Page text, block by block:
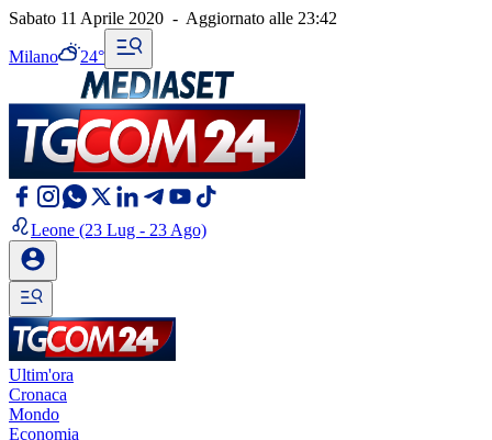
Sabato 11 Aprile 2020 - Aggiornato alle 23:42
Milano 24°
Leone (23 Lug - 23 Ago)
Ultim'ora
Cronaca
Mondo
Economia